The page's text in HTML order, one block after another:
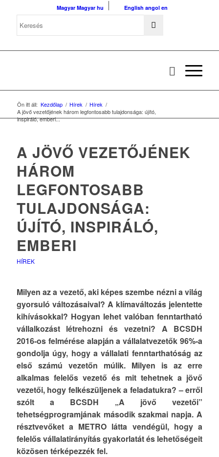
Magyar Magyar hu English angol en
Ön itt áll: Kezdőlap / Hírek / Hírek /
A jövő vezetőjének három legfontosabb tulajdonsága: újító,
inspiráló, emberi...
A JÖVŐ VEZETŐJÉNEK
HÁROM
LEGFONTOSABB
TULAJDONSÁGA:
ÚJÍTÓ, INSPIRÁLÓ,
EMBERI
HÍREK
Milyen az a vezető, aki képes szembe nézni a világ
gyorsuló változásaival? A klímaváltozás jelentette
kihívásokkal? Hogyan lehet valóban fenntartható
vállalkozást létrehozni és vezetni? A BCSDH
2016-os felmérése alapján a vállalatvezetők 96%-a
gondolja úgy, hogy a vállalati fenntarthatóság az
első számú vezetőn múlik. Milyen is az erre
alkalmas felelős vezető és mit tehetnek a jövő
vezetői, hogy felkészüljenek a feladatukra? – erről
szólt a BCSDH „A jövő vezetői”
tehetségprogramjának második szakmai napja. A
résztvevőket a METRO látta vendégül, hogy a
felelős vállalatirányítás gyakorlatát és lehetőségeit
közösen térképezzék fel.